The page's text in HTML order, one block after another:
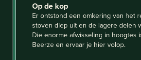
Op de kop
Er ontstond een omkering van het
stoven diep uit en de lagere delen
Die enorme afwisseling in hoogtes
Beerze en ervaar je hier volop.